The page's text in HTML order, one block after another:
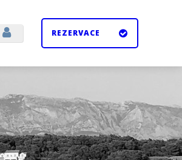
Přihlásit se
REZERVACE